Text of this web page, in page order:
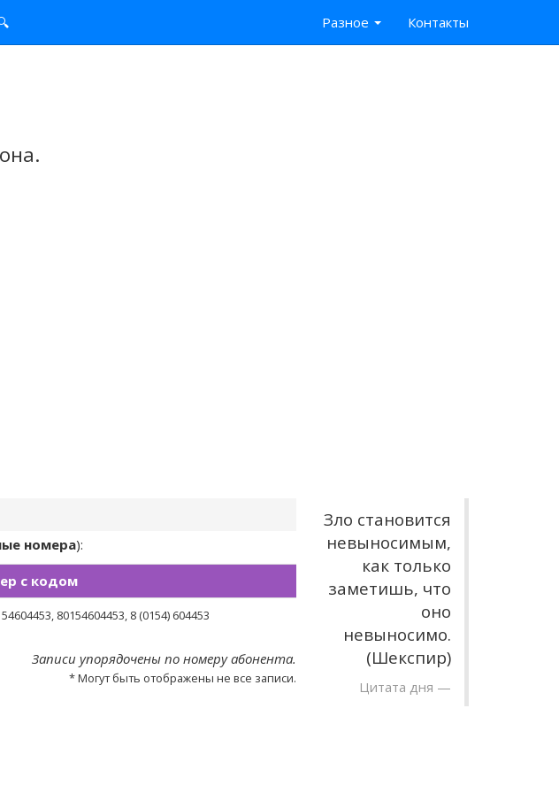
Разное Контакты
номера):
с кодом
, 80154604453, 8 (0154) 604453
Записи упорядочены по номеру абонента.
* Могут быть отображены не все записи.
Зло становится
невыносимым,
как только
заметишь, что
оно
невыносимо.
(Шекспир)
Цитата дня